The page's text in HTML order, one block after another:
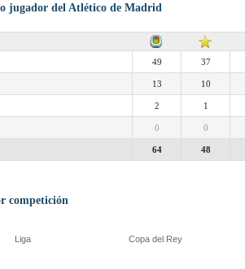
jugador del Atlético de Madrid
49 37
13 10
2 1
0 0
64 48
competición
Liga Copa del Rey